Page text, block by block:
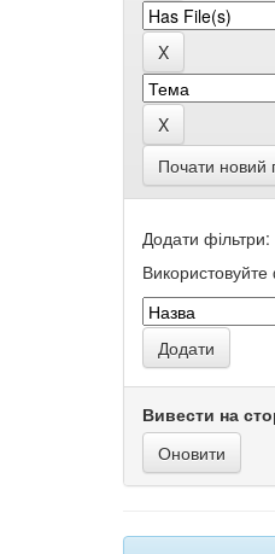
Почати новий
Додати фільтри:
Використовуйте
Вивести на